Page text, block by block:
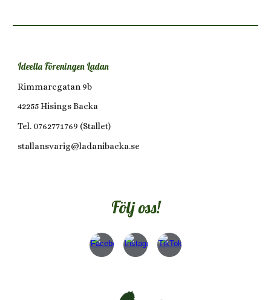
Ideella Föreningen Ladan
Rimmaregatan 9b
42255 Hisings Backa
Tel. 0762771769 (Stallet)
stallansvarig@ladanibacka.se
Följ oss!